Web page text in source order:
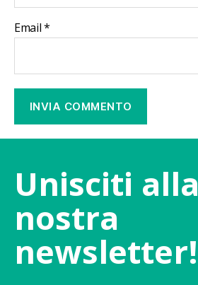
Email*
Unisciti alla
nostra
newsletter!